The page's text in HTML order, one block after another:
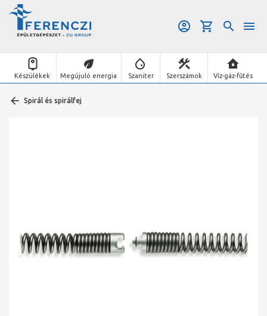
Készülékek Megújuló energia Szaniter Szerszámok Víz-gáz-fűtés
Spirál és spirálfej